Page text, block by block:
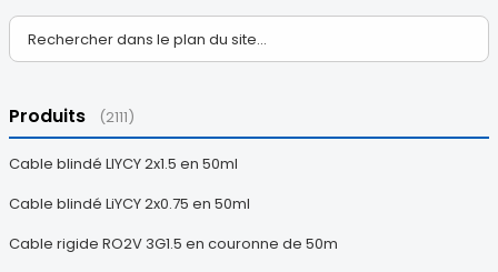
Produits (2111)
Cable blindé LIYCY 2x1.5 en 50ml
Cable blindé LiYCY 2x0.75 en 50ml
Cable rigide RO2V 3G1.5 en couronne de 50m